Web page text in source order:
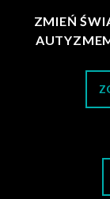
ZMIEŃ